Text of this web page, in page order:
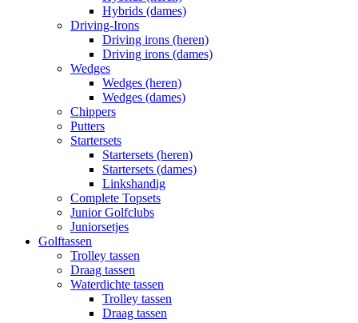
Hybrids (dames)
Driving-Irons
Driving irons (heren)
Driving irons (dames)
Wedges
Wedges (heren)
Wedges (dames)
Chippers
Putters
Startersets
Startersets (heren)
Startersets (dames)
Linkshandig
Complete Topsets
Junior Golfclubs
Juniorsetjes
Golftassen
Trolley tassen
Draag tassen
Waterdichte tassen
Trolley tassen
Draag tassen